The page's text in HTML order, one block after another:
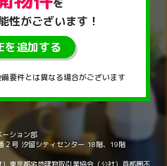
性がございます！
を追加する
要件とは異なる場合がございます
ション部
号 汐留シティセンター 18階、19階
東京都宅地建物取引業協会（公社）首都圏不